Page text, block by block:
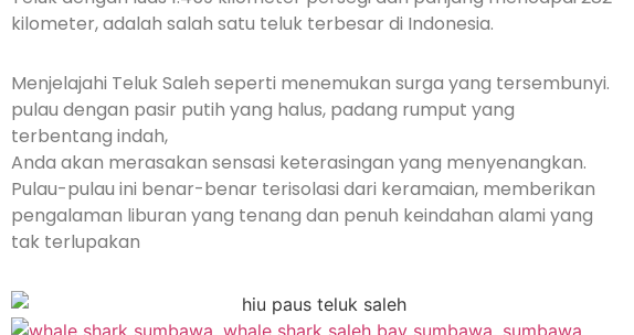
kilometer, adalah salah satu teluk terbesar di Indonesia.
Menjelajahi Teluk Saleh seperti menemukan surga yang tersembunyi.
pulau dengan pasir putih yang halus, padang rumput yang
terbentang indah,
Anda akan merasakan sensasi keterasingan yang menyenangkan.
Pulau-pulau ini benar-benar terisolasi dari keramaian, memberikan
pengalaman liburan yang tenang dan penuh keindahan alami yang
tak terlupakan